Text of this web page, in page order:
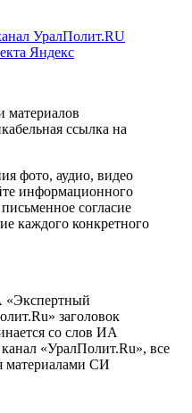
УралПолит.RU
Яндекс
материалов
ссылка на
фото, аудио, видео
информационного
согласие
каждого конкретного
«Экспертный
заголовок
со слов ИА
«УралПолит.Ru», все
материалами СИ